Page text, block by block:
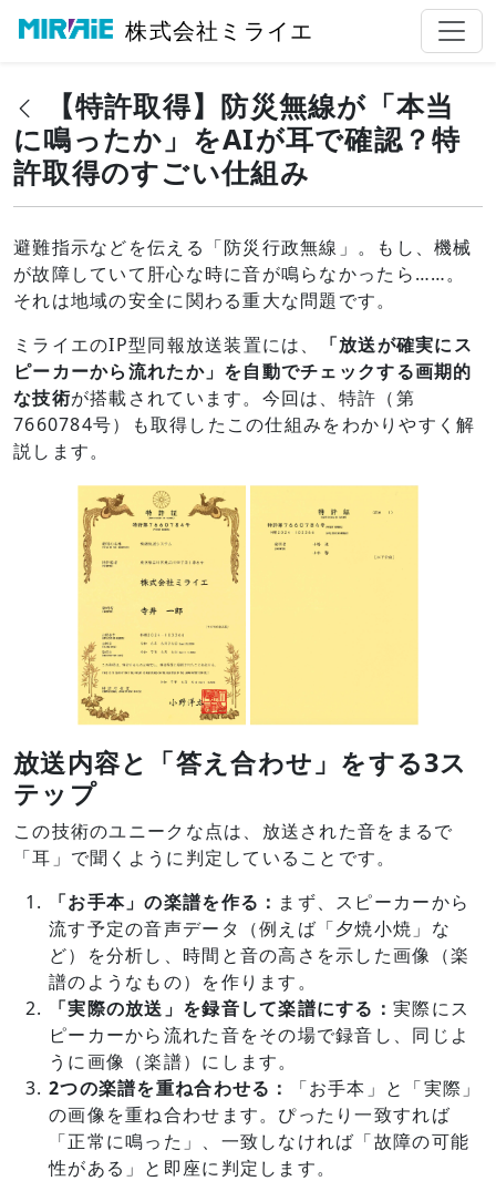
株式会社ミライエ
【特許取得】防災無線が「本当
に鳴ったか」をAIが耳で確認？特
許取得のすごい仕組み
避難指示などを伝える「防災行政無線」。もし、機械
が故障していて肝心な時に音が鳴らなかったら……。
それは地域の安全に関わる重大な問題です。
ミライエのIP型同報放送装置には、
「放送が確実にス
ピーカーから流れたか」を自動でチェックする画期的
な技術が搭載されています。今回は、特許（第
7660784号）も取得したこの仕組みをわかりやすく解
説します。
放送内容と「答え合わせ」をする3ス
テップ
この技術のユニークな点は、放送された音をまるで
「耳」で聞くように判定していることです。
「お手本 」の楽譜を作る： まず、スピーカーから
流す予定の音声データ（例えば「夕焼小焼」な
ど）を分析し、時間と音の高さを示した画像（楽
譜のようなもの）を作ります。
「実際の放送」を録音して楽譜にする：実際にス
ピーカーから流れた音をその場で録音し、同じよ
うに画像（楽譜）にします。
2つの楽譜を重ね合わせる：
「お手本」と「実際」
の画像を重ね合わせます。ぴったり一致すれば
「正常に鳴った」、一致しなければ「故障の可能
性がある」と即座に判定します。